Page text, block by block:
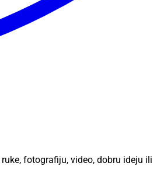
fotografiju, video, dobru ideju ili